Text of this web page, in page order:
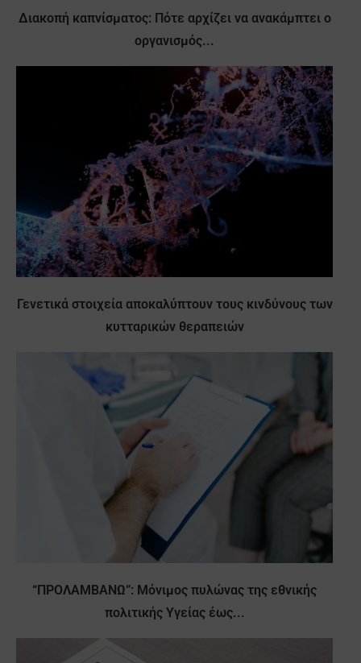
Διακοπή καπνίσματος: Πότε αρχίζει να ανακάμπτει ο
οργανισμός...
Γενετικά στοιχεία αποκαλύπτουν τους κινδύνους των
κυτταρικών θεραπειών
“ΠΡΟΛΑΜΒΑΝΩ”: Μόνιμος πυλώνας της εθνικής
πολιτικής Υγείας έως...